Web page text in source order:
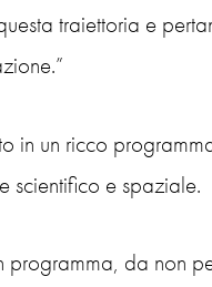
traiettoria e
in un ricco
scientifico e spaziale.
programma, da non